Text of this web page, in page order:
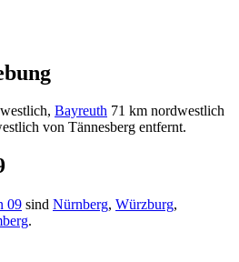
Bayreuth 71 km nordwestlich
von Tännesberg entfernt.
09 sind Nürnberg, Würzburg,
.